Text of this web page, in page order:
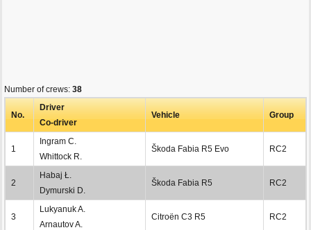
Number of crews: 38
No.
Driver
Co-driver
Vehicle Group
1
Ingram C.
Whittock R.
Škoda Fabia R5 Evo RC2
2
Habaj Ł.
Dymurski D.
Škoda Fabia R5 RC2
3
Lukyanuk A.
Arnautov A.
Citroën C3 R5 RC2